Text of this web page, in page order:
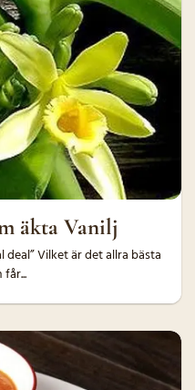
äkta Vanilj
Vilket är det allra bästa